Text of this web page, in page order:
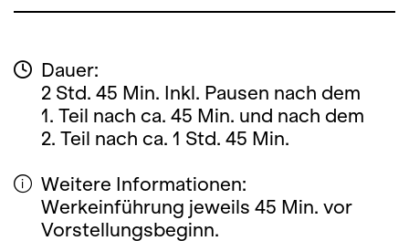
Dauer:
2 Std. 45 Min. Inkl. Pausen nach dem
1. Teil nach ca. 45 Min. und nach dem
2. Teil nach ca. 1 Std. 45 Min.
Weitere Informationen:
Werkeinführung jeweils 45 Min. vor
Vorstellungsbeginn.